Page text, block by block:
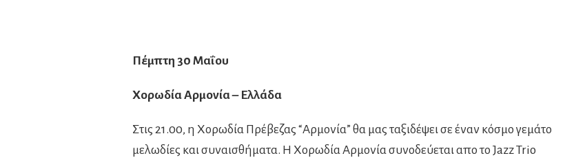
Πέμπτη 30 Μαΐου
Χορωδία Αρμονία – Ελλάδα
Στις 21.00, η Χορωδία Πρέβεζας “Αρμονία” θα μας ταξιδέψει σε έναν κόσμο γεμάτο
μελωδίες και συναισθήματα. Η Χορωδία Αρμονία συνοδεύεται απο το Jazz Trio